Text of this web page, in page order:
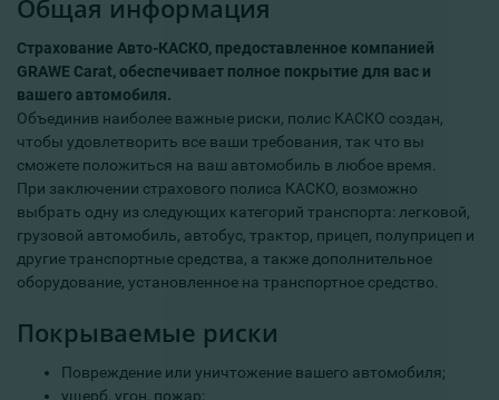
Общая информация
Страхование Авто-КАСКО, предоставленное компанией
GRAWE Carat, обеспечивает полное покрытие для вас и
вашего автомобиля.
Объединив наиболее важные риски, полис КАСКО создан,
чтобы удовлетворить все ваши требования, так что вы
сможете положиться на ваш автомобиль в любое время.
При заключении страхового полиса КАСКО, возможно
выбрать одну из следующих категорий транспорта: легковой,
грузовой автомобиль, автобус, трактор, прицеп, полуприцеп и
другие транспортные средства, а также дополнительное
оборудование, установленное на транспортное средство.
Покрываемые риски
Повреждение или уничтожение вашего автомобиля;
ущерб, угон, пожар;